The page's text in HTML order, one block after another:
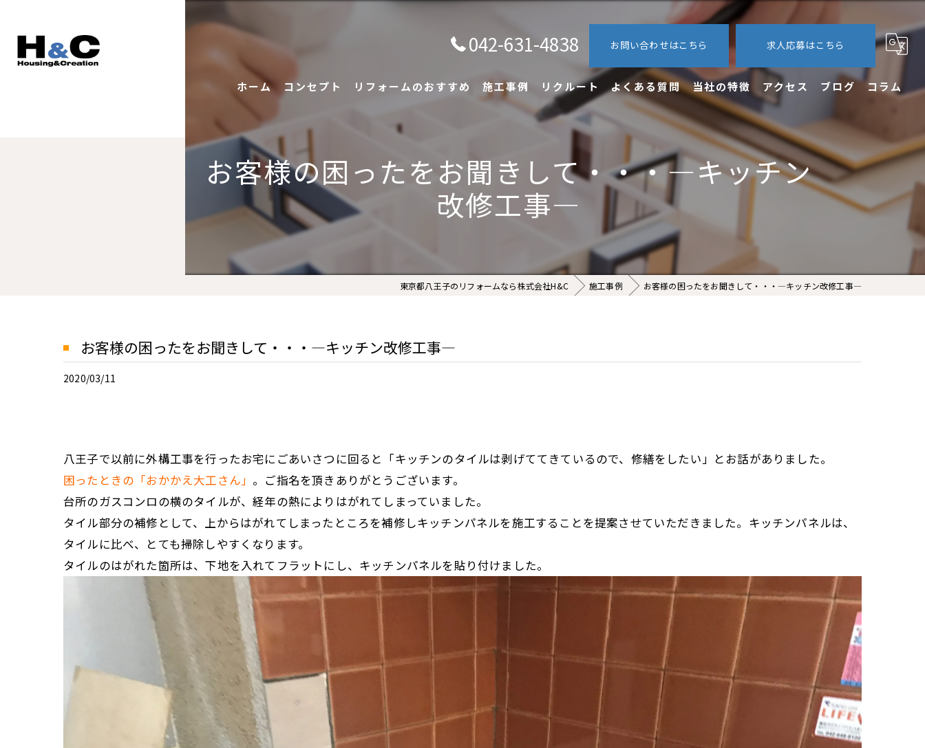
042-631-4838 お問い合わせはこちら 求人応募はこちら
ホーム コンセプト リフォームのおすすめ 施工事例 リクルート よくある質問 当社の特徴
内装
外装
アクセス ブログ コラム
お客様の困ったをお聞きして・・・―キッチン
改修工事―
東京都八王子のリフォームなら株式会社H&C 施工事例 お客様の困ったをお聞きして・・・―キッチン改修工事―
お客様の困ったをお聞きして・・・―キッチン改修工事―
2020/03/11
八王子で以前に外構工事を行ったお宅にごあいさつに回ると「キッチンのタイルは剥げててきているので、修繕をしたい」とお話がありました。
困ったときの「おかかえ大工さん」 。ご指名を頂きありがとうございます。
台所のガスコンロの横のタイルが、経年の熱によりはがれてしまっていました。
タイル部分の補修として、上からはがれてしまったところを補修しキッチンパネルを施工することを提案させていただきました。キッチンパネルは、
タイルに比べ、とても掃除しやすくなります。
タイルのはがれた箇所は、下地を入れてフラットにし、キッチンパネルを貼り付けました。